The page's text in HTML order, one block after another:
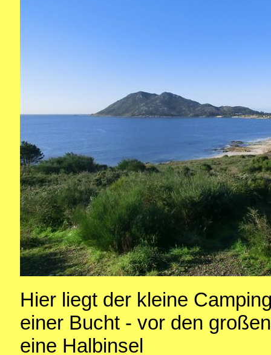
Hier liegt der kleine
einer Bucht - vor den
eine Halbinsel